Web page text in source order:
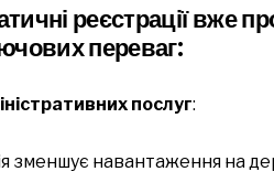
реєстрації вже
переваг:
послуг:
зменшує навантаження на